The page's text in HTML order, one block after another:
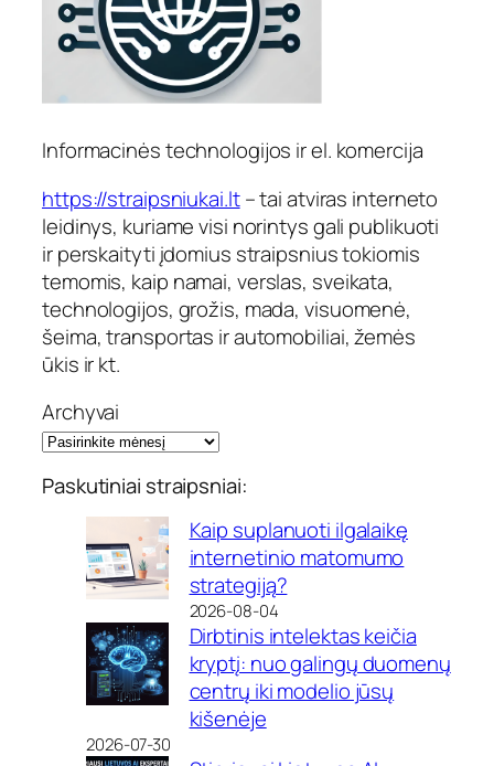
Informacinės technologijos ir el. komercija
https://straipsniukai.lt– tai atviras interneto
leidinys, kuriame visi norintys gali publikuoti
ir perskaityti įdomius straipsnius tokiomis
temomis, kaip namai, verslas, sveikata,
technologijos, grožis, mada, visuomenė,
šeima, transportas ir automobiliai, žemės
ūkis ir kt.
Archyvai
Paskutiniai straipsniai:
Kaip suplanuoti ilgalaikę
internetinio matomumo
strategiją?
2026-08-04
Dirbtinis intelektas keičia
kryptį: nuo galingų duomenų
centrų iki modelio jūsų
kišenėje
2026-07-30